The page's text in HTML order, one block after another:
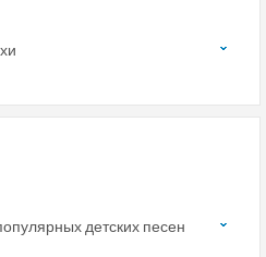
детских песен